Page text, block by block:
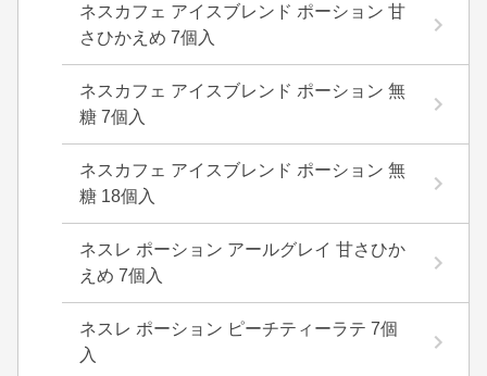
ネスカフェ アイスブレンド ポーション 甘
さひかえめ 7個入
ネスカフェ アイスブレンド ポーション 無
糖 7個入
ネスカフェ アイスブレンド ポーション 無
糖 18個入
ネスレ ポーション アールグレイ 甘さひか
えめ 7個入
ネスレ ポーション ピーチティーラテ 7個
入